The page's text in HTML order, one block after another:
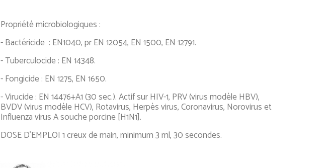
Propriété microbiologiques :
- Bactéricide : EN1040, pr EN 12054, EN 1500, EN 12791.
- Tuberculocide : EN 14348.
- Fongicide : EN 1275, EN 1650.
- Virucide : EN 14476+A1 (30 sec.). Actif sur HIV-1, PRV (virus modèle HBV),
BVDV (virus modèle HCV), Rotavirus, Herpès virus, Coronavirus, Norovirus et
Influenza virus A souche porcine [H1N1].
DOSE D’EMPLOI 1 creux de main, minimum 3 ml, 30 secondes.